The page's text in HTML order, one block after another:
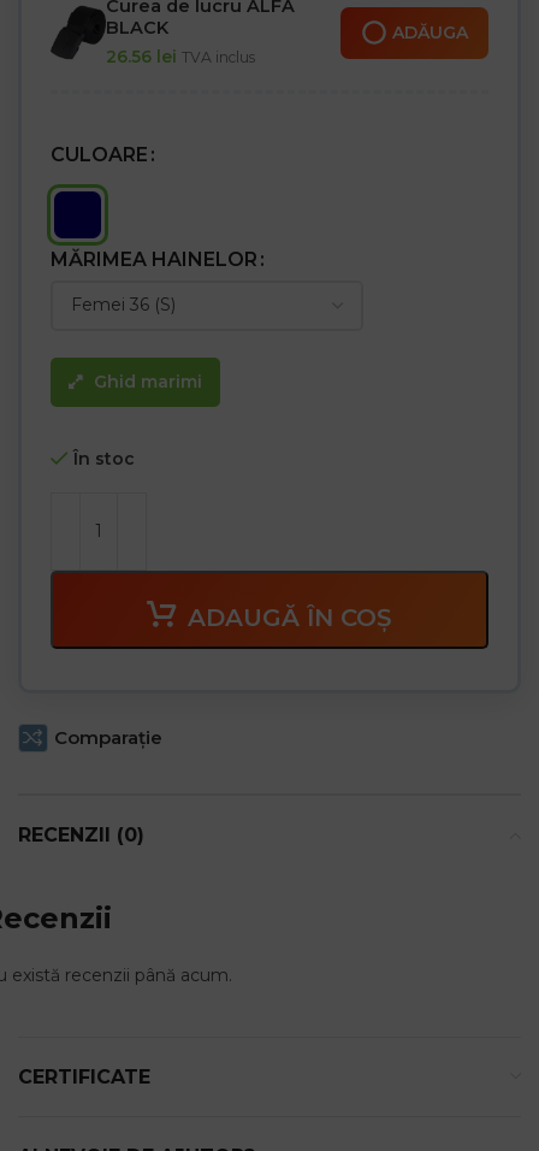
Curea de lucru ALFA
BLACK
26.56 lei TVA inclus
ADĂUGA
CULOARE
MĂRIMEA HAINELOR
Ghid marimi
În stoc
ADAUGĂ ÎN COȘ
Comparaţie
RECENZII (0)
există recenzii până acum.
CERTIFICATE